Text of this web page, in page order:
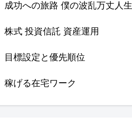
成功への旅路 僕の波乱万丈人生
株式 投資信託 資産運用
目標設定と優先順位
稼げる在宅ワーク